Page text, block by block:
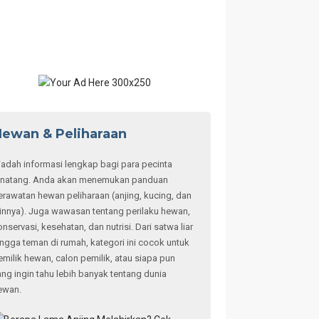
& Peliharaan
informasi lengkap bagi para pecinta
Anda akan menemukan panduan
hewan peliharaan (anjing, kucing, dan
Juga wawasan tentang perilaku hewan,
kesehatan, dan nutrisi. Dari satwa liar
teman di rumah, kategori ini cocok untuk
hewan, calon pemilik, atau siapa pun
ingin tahu lebih banyak tentang dunia